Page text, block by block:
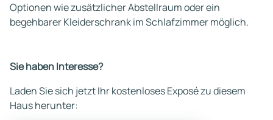
Optionen wie zusätzlicher Abstellraum oder ein
begehbarer Kleiderschrank im Schlafzimmer möglich.
Sie haben Interesse?
Laden Sie sich jetzt Ihr kostenloses Exposé zu diesem
Haus herunter: